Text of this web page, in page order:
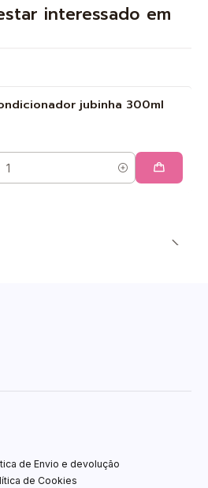
interessado em
jubinha 300ml
de Envio e devolução
de Cookies